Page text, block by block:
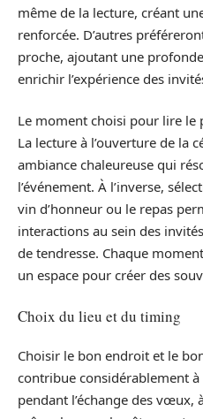
même de la lecture, créant
renforcée. D’autres
proche, ajoutant une
enrichir l’expérience des
Le moment choisi pour lire le
La lecture à l’ouverture de la
ambiance chaleureuse qui
l’événement. À l’inverse,
vin d’honneur ou le repas
interactions au sein des
de tendresse. Chaque
un espace pour créer des
Choix du lieu et du timing
Choisir le bon endroit et le
contribue considérablement
pendant l’échange des vœux,